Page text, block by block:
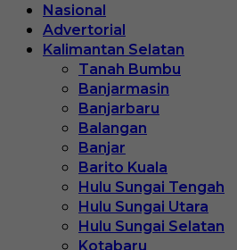
Nasional
Advertorial
Kalimantan Selatan
Tanah Bumbu
Banjarmasin
Banjarbaru
Balangan
Banjar
Barito Kuala
Hulu Sungai Tengah
Hulu Sungai Utara
Hulu Sungai Selatan
Kotabaru